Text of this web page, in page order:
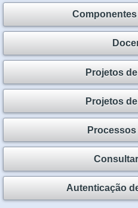
Projetos
Projetos
Autenticação